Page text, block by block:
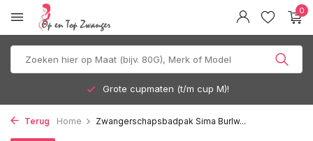
0
Grote cupmaten (t/m cup M)!
Terug Home Zwangerschapsbadpak Sima Burlw...